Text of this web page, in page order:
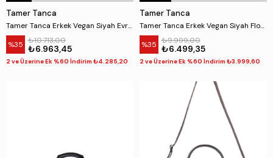
Tamer Tanca
Tamer Tanca Erkek Vegan Siyah Evrak Çantası
%35 ₺6.963,45
₺10.713,00
2 ve Üzerine Ek %60 İndirim ₺4.285,20
Tamer Tanca
Tamer Tanca Erkek Vegan Siyah Floter Evrak Çantası
%35 ₺6.499,35
₺9.999,00
2 ve Üzerine Ek %60 İndirim ₺3.999,60